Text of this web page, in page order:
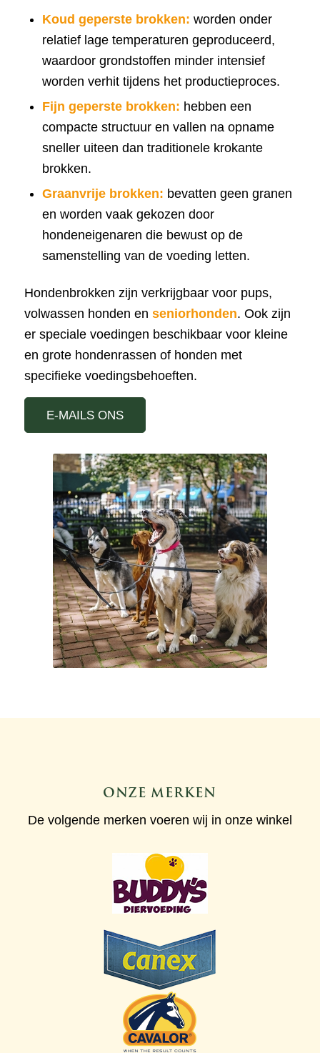
Koud geperste brokken: worden onder
relatief lage temperaturen geproduceerd,
waardoor grondstoffen minder intensief
worden verhit tijdens het productieproces.
Fijn geperste brokken: hebben een
compacte structuur en vallen na opname
sneller uiteen dan traditionele krokante
brokken.
Graanvrije brokken: bevatten geen granen
en worden vaak gekozen door
hondeneigenaren die bewust op de
samenstelling van de voeding letten.
Hondenbrokken zijn verkrijgbaar voor pups,
volwassen honden en seniorhonden. Ook zijn
er speciale voedingen beschikbaar voor kleine
en grote hondenrassen of honden met
specifieke voedingsbehoeften.
E-MAILS ONS
ONZE MERKEN
De volgende merken voeren wij in onze winkel